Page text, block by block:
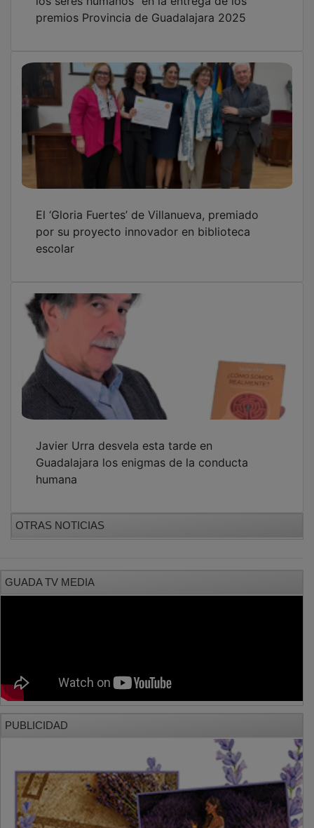
Javier Urra desvela esta tarde en
Guadalajara los enigmas de la conducta
humana
PUBLICIDAD